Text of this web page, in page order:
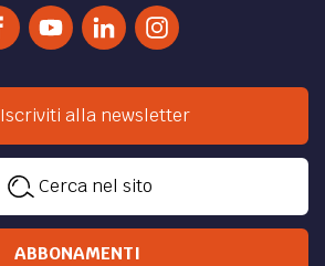
Iscriviti alla newsletter
Cerca nel sito
ABBONAMENTI